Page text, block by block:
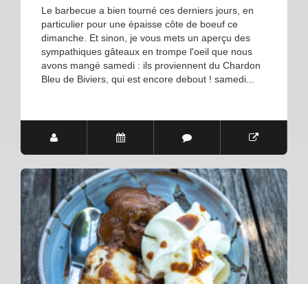
Le barbecue a bien tourné ces derniers jours, en
particulier pour une épaisse côte de boeuf ce
dimanche. Et sinon, je vous mets un aperçu des
sympathiques gâteaux en trompe l'oeil que nous
avons mangé samedi : ils proviennent du Chardon
Bleu de Biviers, qui est encore debout ! samedi...